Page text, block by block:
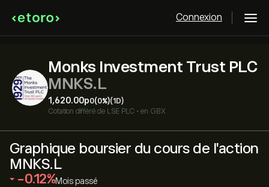
Connexion
Monks Investment Trust PLC
MNKS.L
1,620.00‎p‎0(0%)(1D)
Cotation différé de LSE PLC • en GBX
Graphique boursier du cours de l'action
MNKS.L
‎-0.12‎ Mois passé